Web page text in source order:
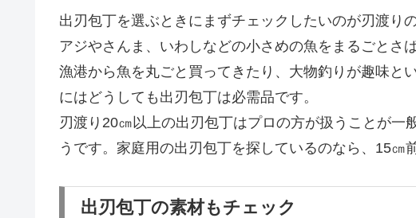
出刃包丁を選ぶときにまずチェックしたいのが刃渡り
アジやさんま、いわしなどの小さめの魚をまるごとさ
漁港から魚を丸ごと買ってきたり、大物釣りが趣味と
にはどうしても出刃包丁は必需品です。
刃渡り20㎝以上の出刃包丁はプロの方が扱うことが
うです。家庭用の出刃包丁を探しているのなら、15㎝
出刃包丁の素材もチェック